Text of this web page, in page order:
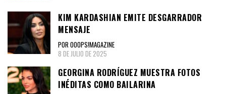
KIM KARDASHIAN EMITE DESGARRADOR
MENSAJE
POR OOOPS!MAGAZINE
8 DE JULIO DE 2025
GEORGINA RODRÍGUEZ MUESTRA FOTOS
INÉDITAS COMO BAILARINA